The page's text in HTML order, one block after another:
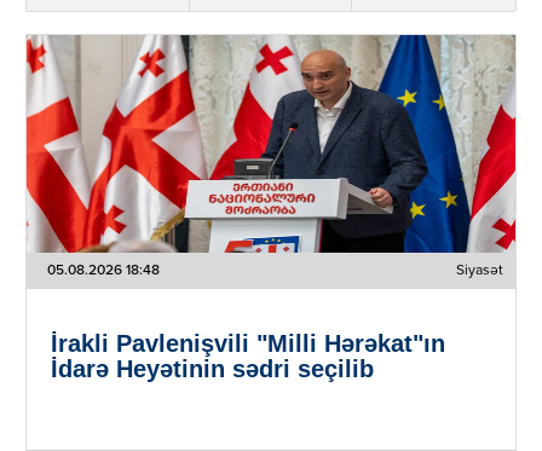
05.08.2026 18:48 Siyasət
İrakli Pavlenişvili "Milli Hərəkat"ın
İdarə Heyətinin sədri seçilib